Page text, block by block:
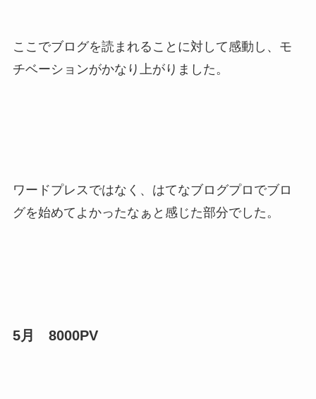
ここでブログを読まれることに対して感動し、モ
チベーションがかなり上がりました。
ワードプレスではなく、はてなブログプロでブロ
グを始めてよかったなぁと感じた部分でした。
5月 8000PV